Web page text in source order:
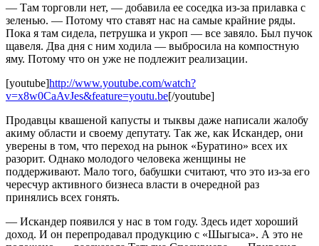
— Там торговли нет, — добавила ее соседка из-за прилавка с
зеленью. — Потому что ставят нас на самые крайние ряды.
Пока я там сидела, петрушка и укроп — все завяло. Был пучок
щавеля. Два дня с ним ходила — выбросила на компостную
яму. Потому что он уже не подлежит реализации.
[youtube]http://www.youtube.com/watch?
v=x8w0CaAvJes&feature=youtu.be[/youtube]
Продавцы квашеной капусты и тыквы даже написали жалобу
акиму области и своему депутату. Так же, как Искандер, они
уверены в том, что переход на рынок «Буратино» всех их
разорит. Однако молодого человека женщины не
поддерживают. Мало того, бабушки считают, что это из-за его
чересчур активного бизнеса власти в очередной раз
принялись всех гонять.
— Искандер появился у нас в том году. Здесь идет хороший
доход. И он перепродавал продукцию с «Шыгыса». А это не